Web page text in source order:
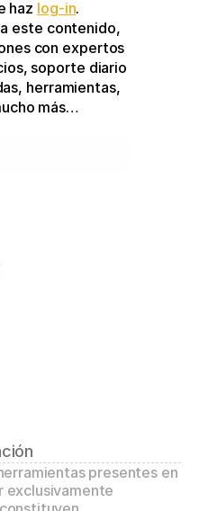
haz log-in.
este contenido,
con expertos
soporte diario
herramientas,
más…
presentes en
exclusivamente